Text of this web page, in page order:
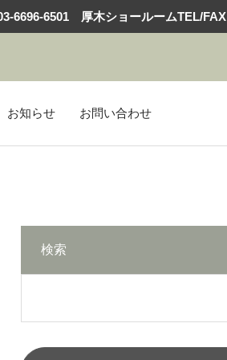
6696-6501 厚木ショールームTEL/FAX
お知らせ お問い合わせ
検索